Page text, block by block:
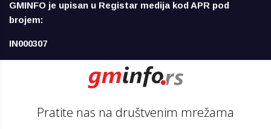
GMINFO je upisan u Registar medija kod APR pod
brojem:
IN000307
Pratite nas na društvenim mrežama